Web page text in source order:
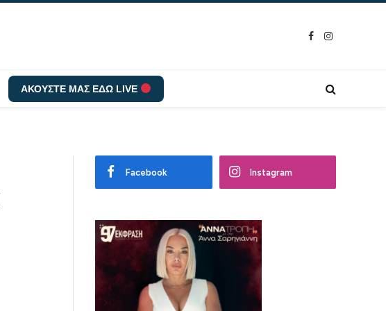
Facebook
Instagram
ΑΚΟΥΣΤΕ ΜΑΣ ΕΔΩ LIVE
Facebook Instagram